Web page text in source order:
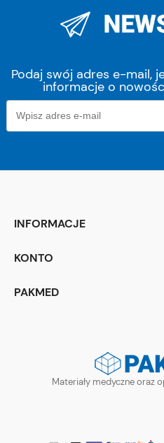
Podaj swój adres e-mail,
informacje o
INFORMACJE
KONTO
PAKMED
Materiały medyczne oraz